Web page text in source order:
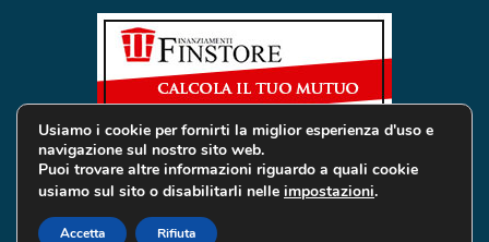
© 2019 Global Services Immobiliari | All rights reserved |
Privacy e Cookie
Usiamo i cookie per fornirti la miglior esperienza d'uso e
navigazione sul nostro sito web.
Puoi trovare altre informazioni riguardo a quali cookie
usiamo sul sito o disabilitarli nelle impostazioni.
Accetta Rifiuta